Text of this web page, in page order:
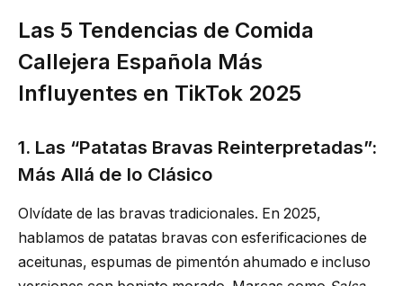
Las 5 Tendencias de Comida
Callejera Española Más
Influyentes en TikTok 2025
1. Las “Patatas Bravas Reinterpretadas”:
Más Allá de lo Clásico
Olvídate de las bravas tradicionales. En 2025,
hablamos de patatas bravas con esferificaciones de
aceitunas, espumas de pimentón ahumado e incluso